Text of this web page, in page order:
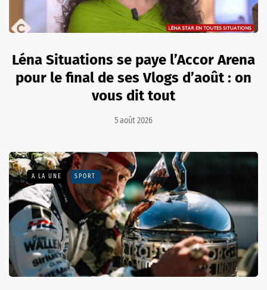
Léna Situations se paye l’Accor Arena
pour le final de ses Vlogs d’août : on
vous dit tout
5 août 2026
A LA UNE SPORT